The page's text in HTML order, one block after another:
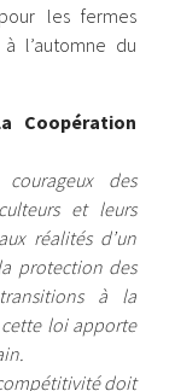
les fermes
l’automne du
Coopération
des
et leurs
réalités d’un
protection des
à la
cette loi apporte
doit